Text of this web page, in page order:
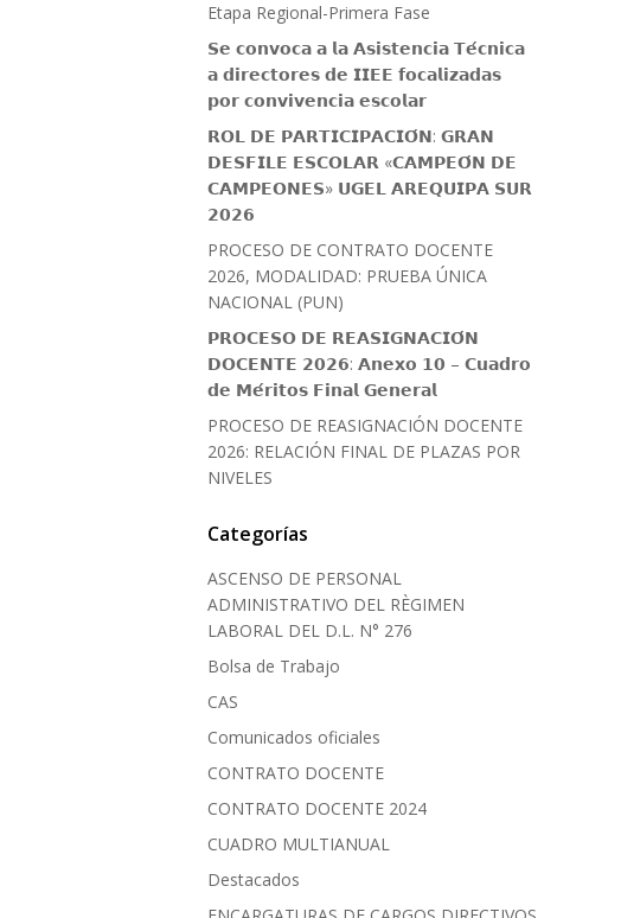
Etapa Regional-Primera Fase
𝗦𝗲 𝗰𝗼𝗻𝘃𝗼𝗰𝗮 𝗮 𝗹𝗮 𝗔𝘀𝗶𝘀𝘁𝗲𝗻𝗰𝗶𝗮 𝗧𝗲́𝗰𝗻𝗶𝗰𝗮
𝗮 𝗱𝗶𝗿𝗲𝗰𝘁𝗼𝗿𝗲𝘀 𝗱𝗲 𝗜𝗜𝗘𝗘 𝗳𝗼𝗰𝗮𝗹𝗶𝘇𝗮𝗱𝗮𝘀
𝗽𝗼𝗿 𝗰𝗼𝗻𝘃𝗶𝘃𝗲𝗻𝗰𝗶𝗮 𝗲𝘀𝗰𝗼𝗹𝗮𝗿
𝗥𝗢𝗟 𝗗𝗘 𝗣𝗔𝗥𝗧𝗜𝗖𝗜𝗣𝗔𝗖𝗜𝗢́𝗡: 𝗚𝗥𝗔𝗡
𝗗𝗘𝗦𝗙𝗜𝗟𝗘 𝗘𝗦𝗖𝗢𝗟𝗔𝗥 «𝗖𝗔𝗠𝗣𝗘𝗢́𝗡 𝗗𝗘
𝗖𝗔𝗠𝗣𝗘𝗢𝗡𝗘𝗦» 𝗨𝗚𝗘𝗟 𝗔𝗥𝗘𝗤𝗨𝗜𝗣𝗔 𝗦𝗨𝗥
𝟮𝟬𝟮𝟲
PROCESO DE CONTRATO DOCENTE
2026, MODALIDAD: PRUEBA ÚNICA
NACIONAL (PUN)
𝗣𝗥𝗢𝗖𝗘𝗦𝗢 𝗗𝗘 𝗥𝗘𝗔𝗦𝗜𝗚𝗡𝗔𝗖𝗜𝗢́𝗡
𝗗𝗢𝗖𝗘𝗡𝗧𝗘 𝟮𝟬𝟮𝟲: 𝗔𝗻𝗲𝘅𝗼 𝟭𝟬 – 𝗖𝘂𝗮𝗱𝗿𝗼
𝗱𝗲 𝗠𝗲́𝗿𝗶𝘁𝗼𝘀 𝗙𝗶𝗻𝗮𝗹 𝗚𝗲𝗻𝗲𝗿𝗮𝗹
PROCESO DE REASIGNACIÓN DOCENTE
2026: RELACIÓN FINAL DE PLAZAS POR
NIVELES
Categorías
ASCENSO DE PERSONAL
ADMINISTRATIVO DEL RÈGIMEN
LABORAL DEL D.L. N° 276
Bolsa de Trabajo
CAS
Comunicados oficiales
CONTRATO DOCENTE
CONTRATO DOCENTE 2024
CUADRO MULTIANUAL
Destacados